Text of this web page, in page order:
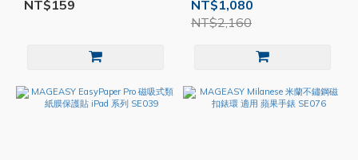
NT$159
SE084
NT$1,080
NT$2,160